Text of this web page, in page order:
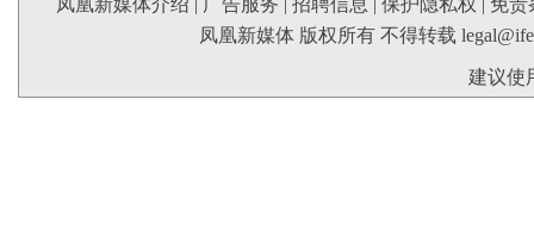
凤凰新媒体介绍 | 广告服务 | 招聘信息 | 保护隐私权 | 免责
凤凰新媒体 版权所有 不得转载
建议使